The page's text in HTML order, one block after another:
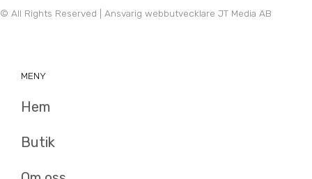
e
o
© All Rights Reserved | Ansvarig webbutvecklare JT Media AB
MENY
Hem
Butik